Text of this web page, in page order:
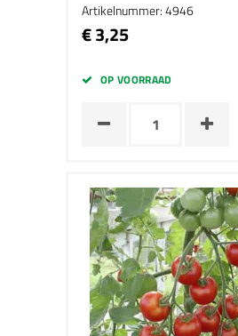
Artikelnummer: 4946
€ 3,25
OP VOORRAAD